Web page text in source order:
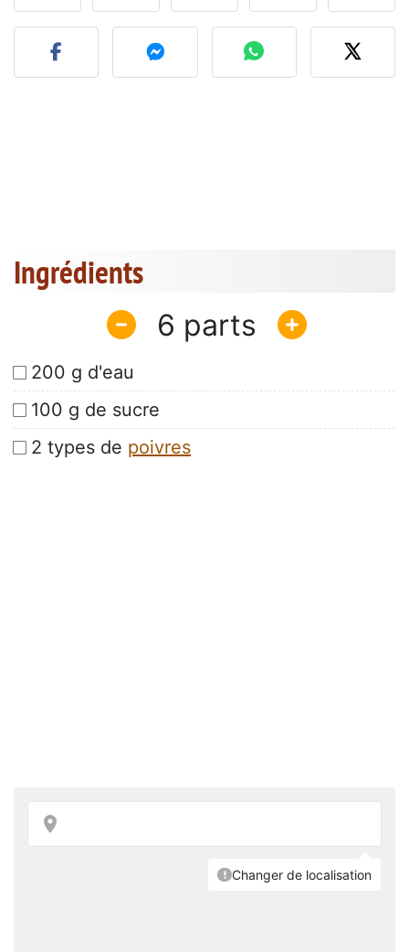
Publier votre photo de
Ingrédients
6
200 g d'eau
100 g de sucre
2 types de poivres